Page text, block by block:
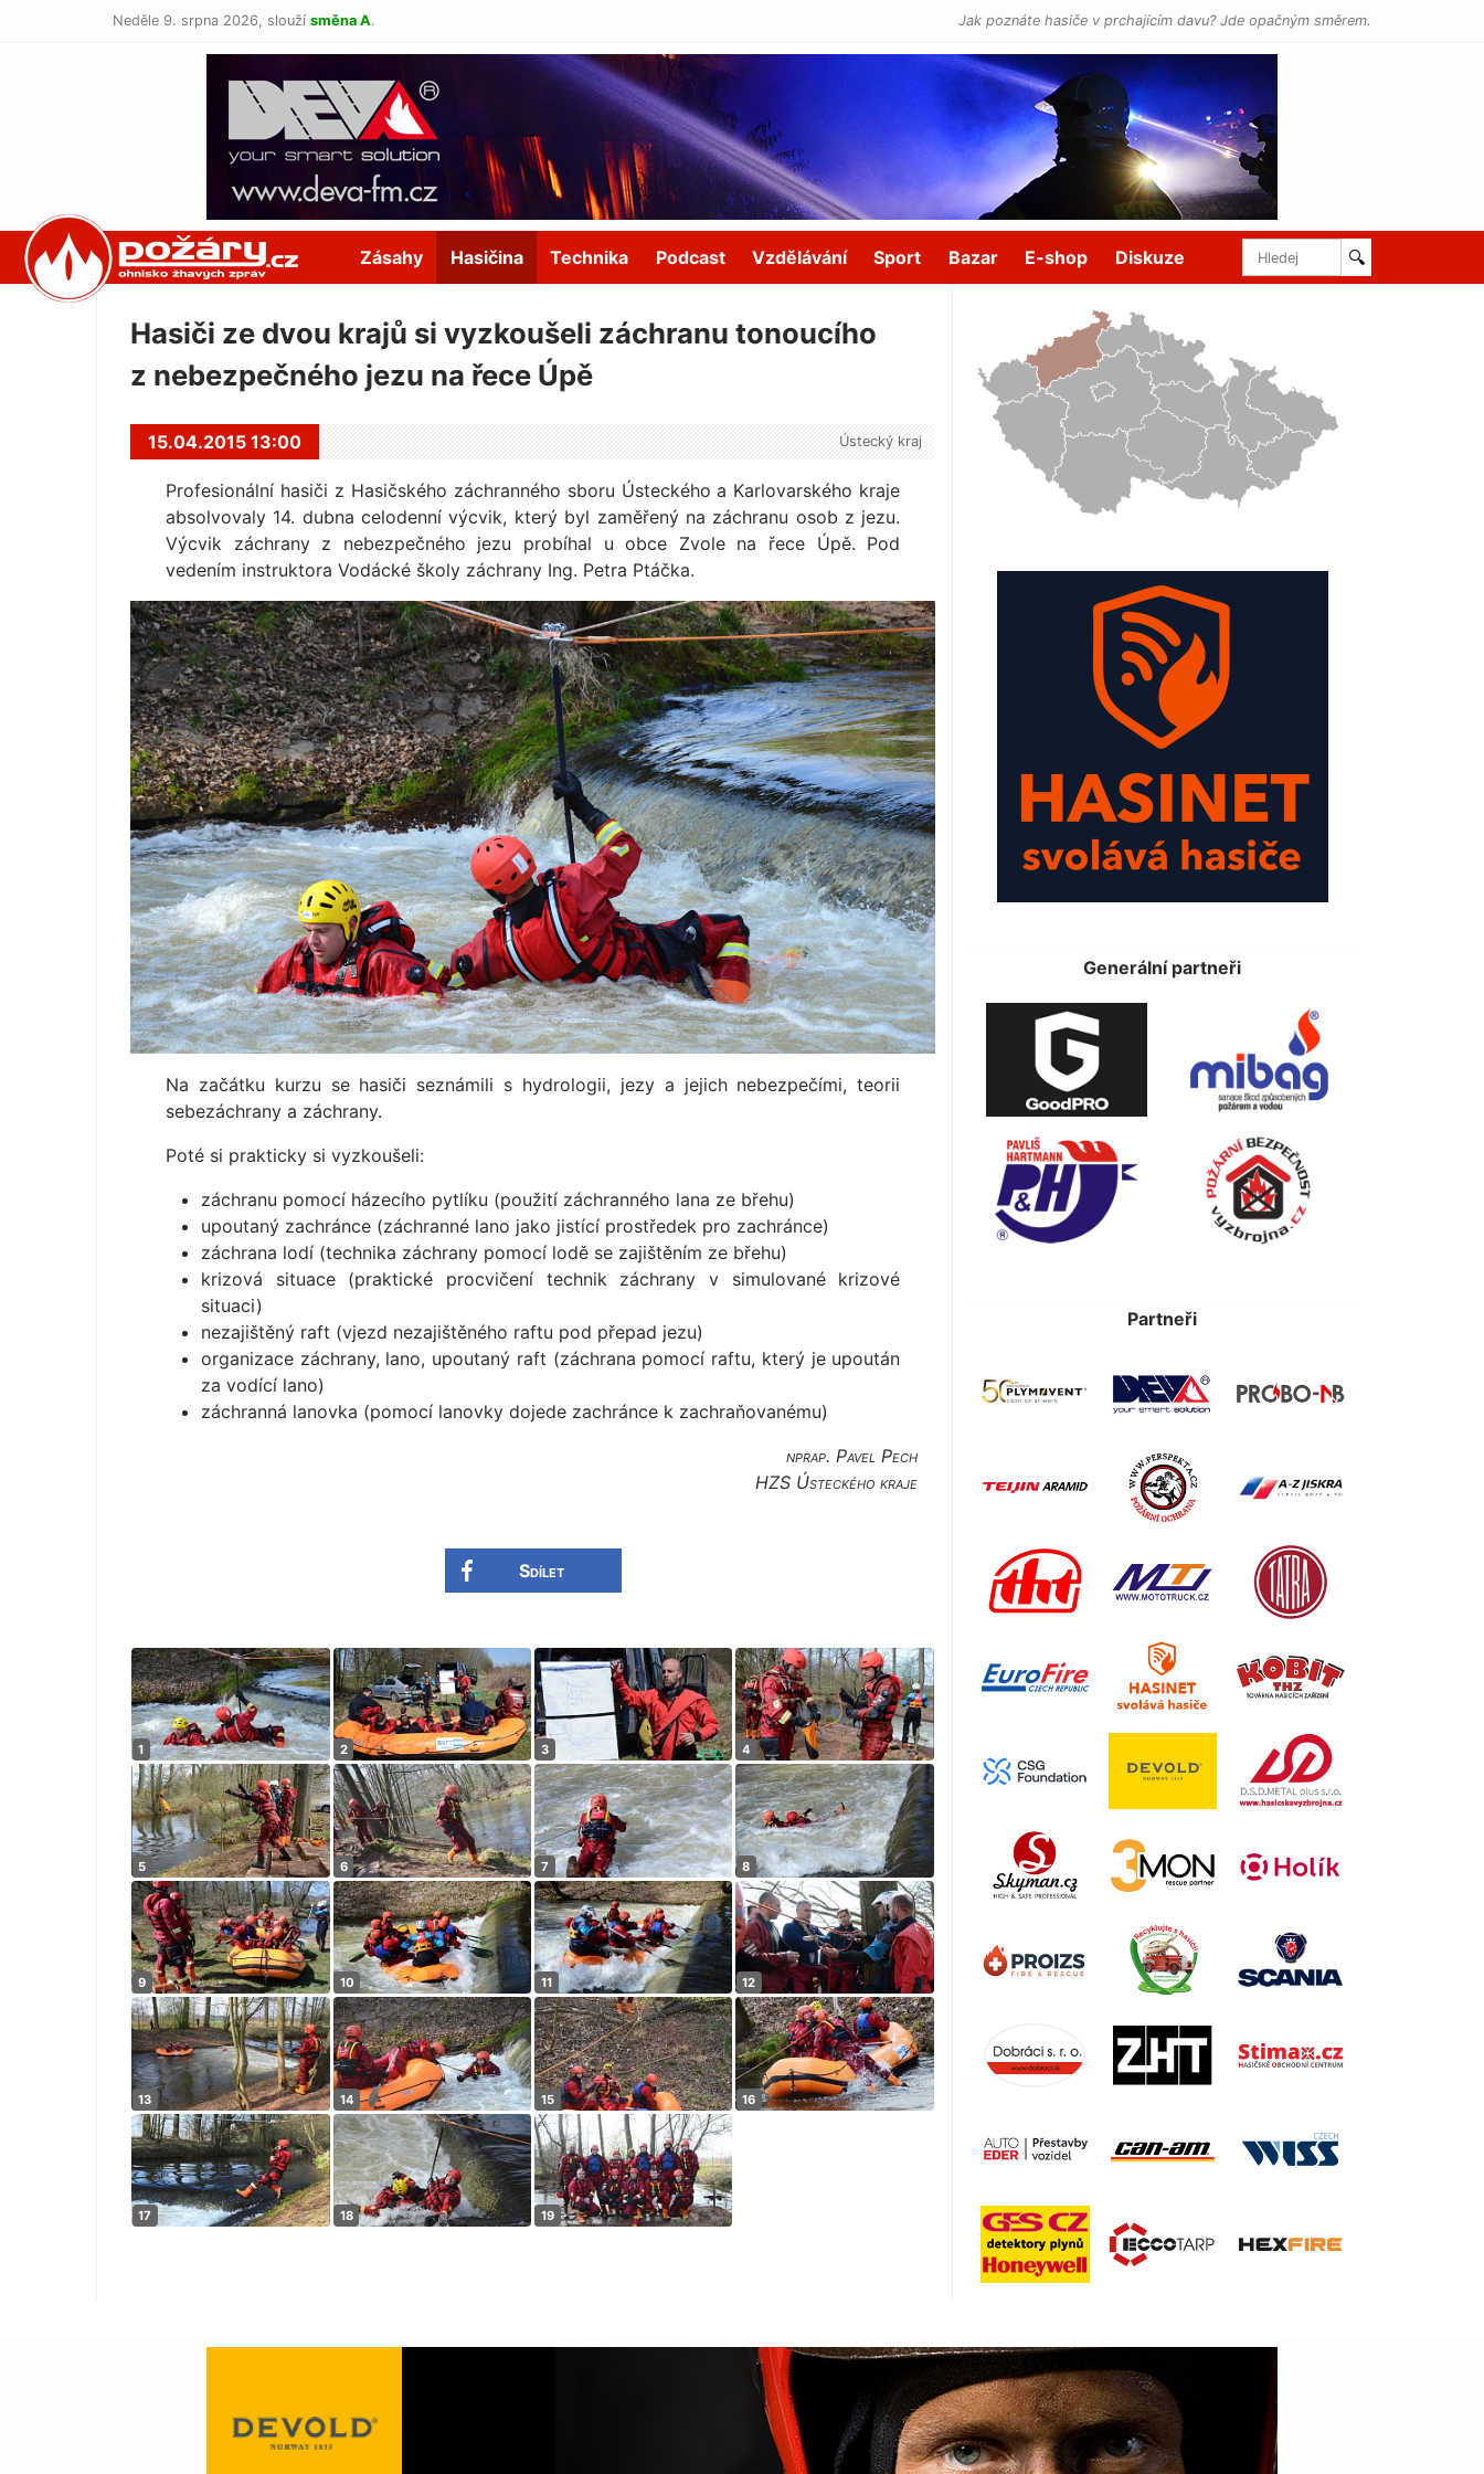
Neděle 9. srpna 2026, slouží směna A. Jak poznáte hasiče v prchajícím davu? Jde opačným směrem.
POŽÁRY.cz Zásahy Hasičina Technika Podcast Vzdělávání Sport Bazar E-shop Diskuze 🔍
Hasiči ze dvou krajů si vyzkoušeli záchranu tonoucího
z nebezpečného jezu na řece Úpě
15.04.2015 13:00 Ústecký kraj
Profesionální hasiči z Hasičského záchranného sboru Ústeckého a Karlovarského kraje
absolvovaly 14. dubna celodenní výcvik, který byl zaměřený na záchranu osob z jezu.
Výcvik záchrany z nebezpečného jezu probíhal u obce Zvole na řece Úpě. Pod
vedením instruktora Vodácké školy záchrany Ing. Petra Ptáčka.
Na začátku kurzu se hasiči seznámili s hydrologii, jezy a jejich nebezpečími, teorii
sebezáchrany a záchrany.
Poté si prakticky si vyzkoušeli:
záchranu pomocí házecího pytlíku (použití záchranného lana ze břehu)
upoutaný zachránce (záchranné lano jako jistící prostředek pro zachránce)
záchrana lodí (technika záchrany pomocí lodě se zajištěním ze břehu)
krizová situace (praktické procvičení technik záchrany v simulované krizové
situaci)
nezajištěný raft (vjezd nezajištěného raftu pod přepad jezu)
organizace záchrany, lano, upoutaný raft (záchrana pomocí raftu, který je upoután
za vodící lano)
záchranná lanovka (pomocí lanovky dojede zachránce k zachraňovanému)
nprap. Pavel Pech
HZS Ústeckého kraje
Sdílet
Generální partneři
Partneři